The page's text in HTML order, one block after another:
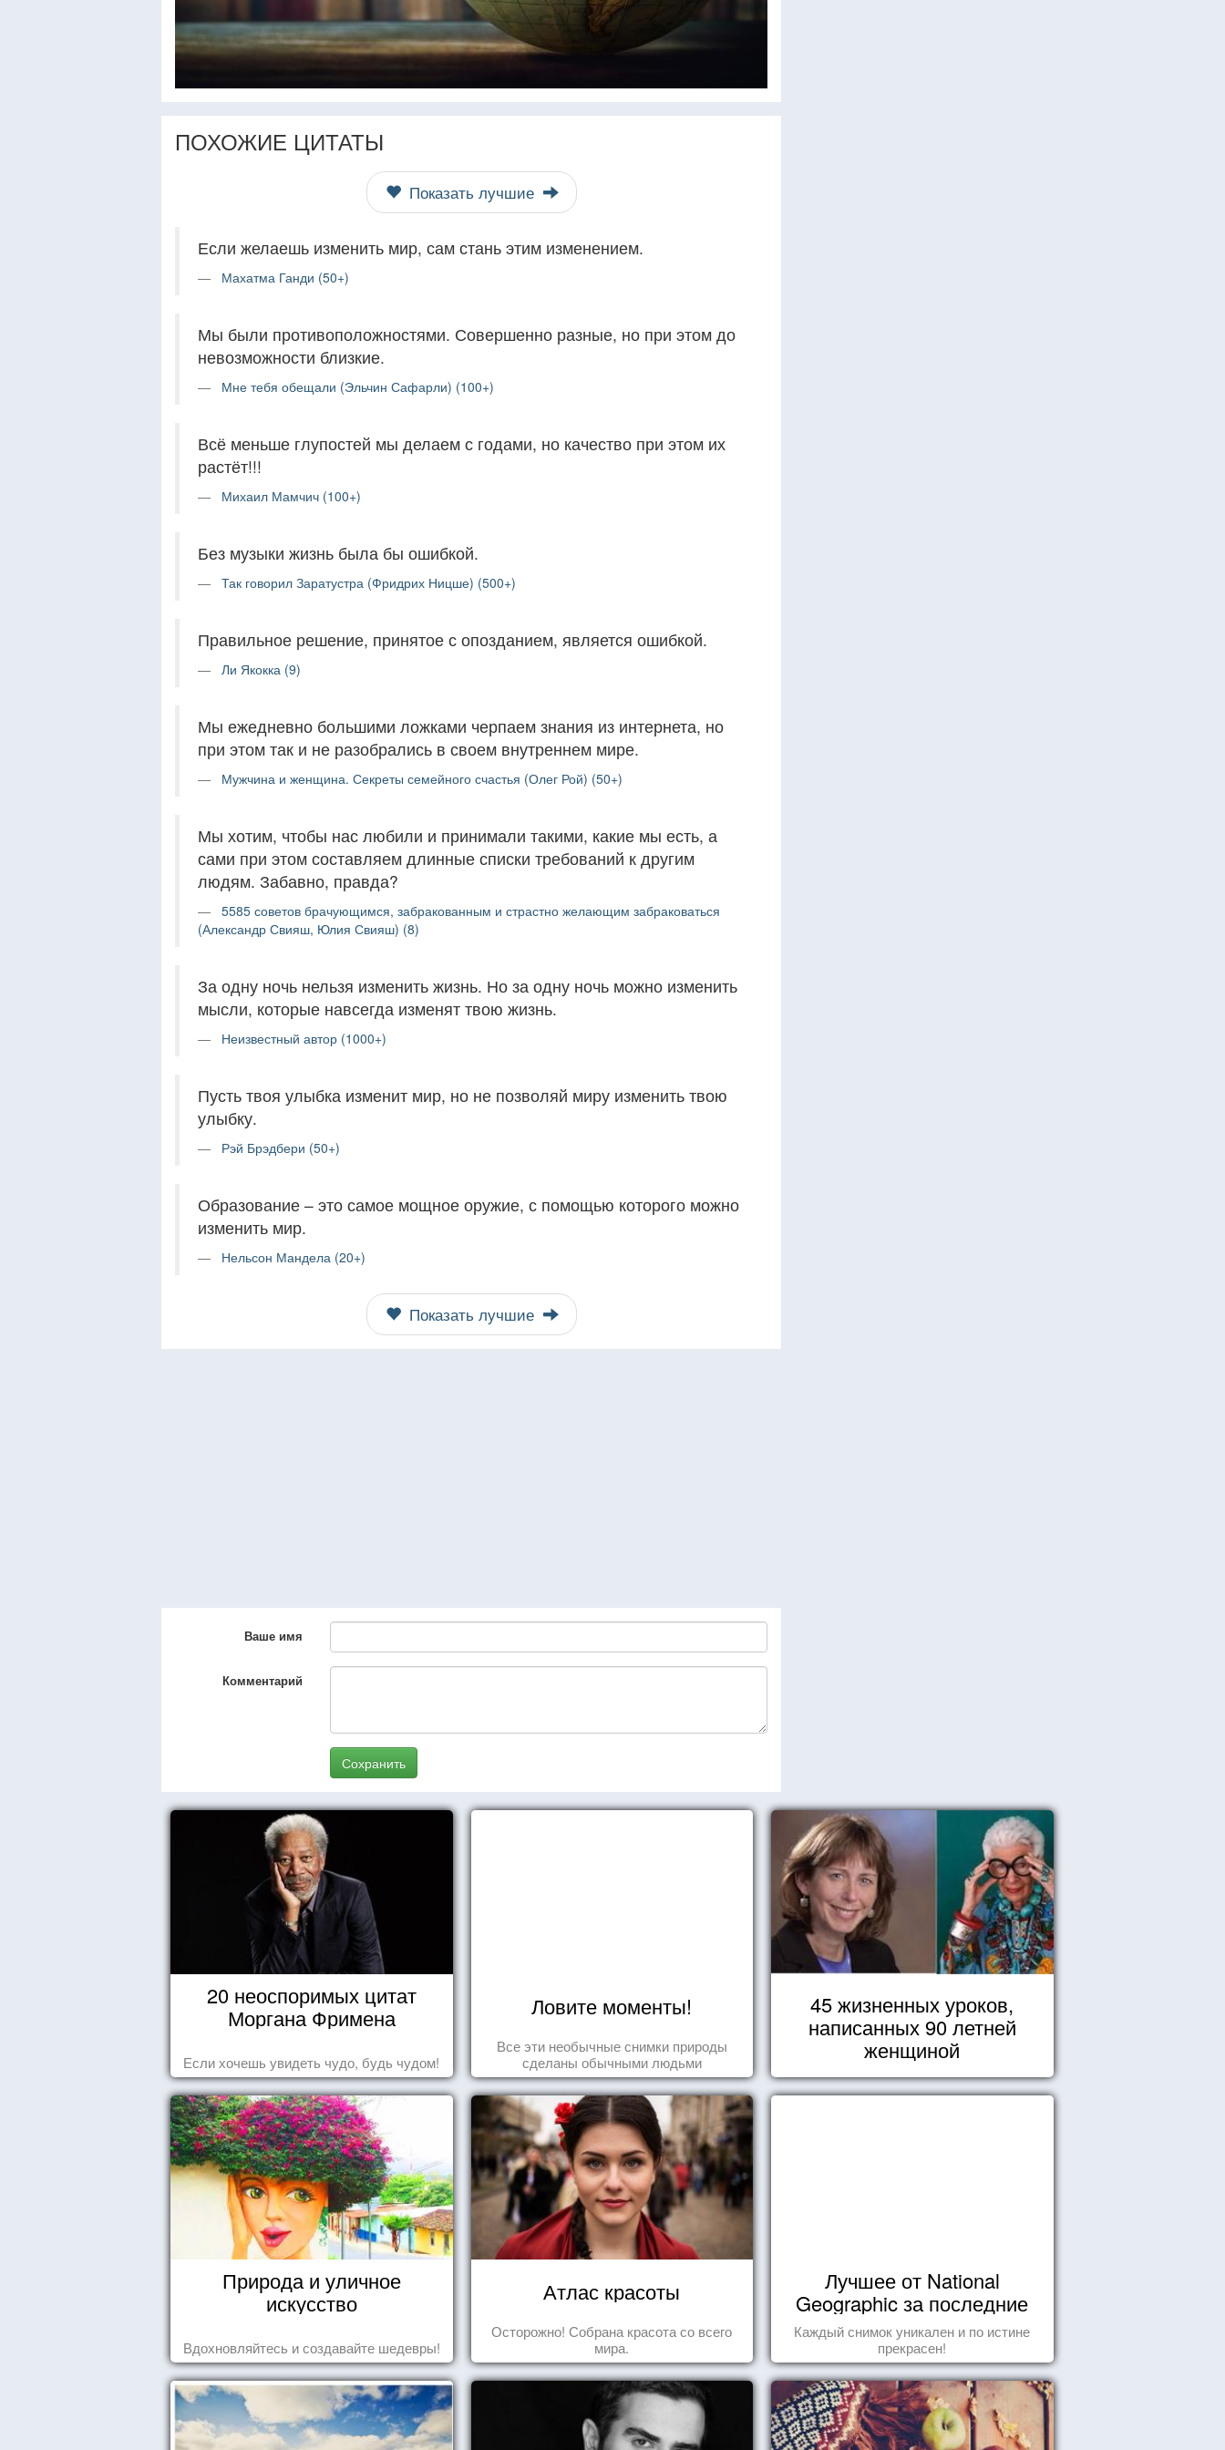
ПОХОЖИЕ ЦИТАТЫ
Показать лучшие
Если желаешь изменить мир, сам стань этим изменением.
Махатма Ганди (50+)
Мы были противоположностями. Совершенно разные, но при этом до
невозможности близкие.
Мне тебя обещали (Эльчин Сафарли) (100+)
Всё меньше глупостей мы делаем с годами, но качество при этом их
растёт!!!
Михаил Мамчич (100+)
Без музыки жизнь была бы ошибкой.
Так говорил Заратустра (Фридрих Ницше) (500+)
Правильное решение, принятое с опозданием, является ошибкой.
Ли Якокка (9)
Мы ежедневно большими ложками черпаем знания из интернета, но
при этом так и не разобрались в своем внутреннем мире.
Мужчина и женщина. Секреты семейного счастья (Олег Рой) (50+)
Мы хотим, чтобы нас любили и принимали такими, какие мы есть, а
сами при этом составляем длинные списки требований к другим
людям. Забавно, правда?
5585 советов брачующимся, забракованным и страстно желающим забраковаться
(Александр Свияш, Юлия Свияш) (8)
За одну ночь нельзя изменить жизнь. Но за одну ночь можно изменить
мысли, которые навсегда изменят твою жизнь.
Неизвестный автор (1000+)
Пусть твоя улыбка изменит мир, но не позволяй миру изменить твою
улыбку.
Рэй Брэдбери (50+)
Образование – это самое мощное оружие, с помощью которого можно
изменить мир.
Нельсон Мандела (20+)
Показать лучшие
Ваше имя
Комментарий
Сохранить
20 неоспоримых цитат
Моргана Фримена
Если хочешь увидеть чудо, будь чудом!
Ловите моменты!
Все эти необычные снимки природы
сделаны обычными людьми
45 жизненных уроков,
написанных 90 летней
женщиной
Природа и уличное
искусство
Вдохновляйтесь и создавайте шедевры!
Атлас красоты
Осторожно! Собрана красота со всего
мира.
Лучшее от National
Geographic за последние
пару лет
Каждый снимок уникален и по истине
прекрасен!